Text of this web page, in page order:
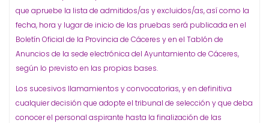
que apruebe la lista de admitidos/as y excluidos/as, así como la
fecha, hora y lugar de inicio de las pruebas será publicada en el
Boletín Oficial de la Provincia de Cáceres y en el Tablón de
Anuncios de la sede electrónica del Ayuntamiento de Cáceres,
según lo previsto en las propias bases.
Los sucesivos llamamientos y convocatorias, y en definitiva
cualquier decisión que adopte el tribunal de selección y que deba
conocer el personal aspirante hasta la finalización de las